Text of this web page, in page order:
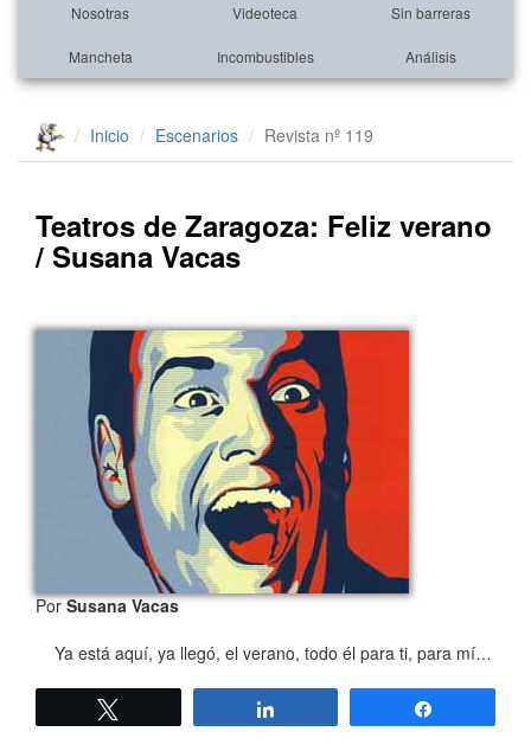
Nosotras Videoteca Sin barreras
Mancheta Incombustibles Análisis
Inicio Escenarios Revista nº 119
Teatros de Zaragoza: Feliz verano
/ Susana Vacas
PorSusana Vacas
Ya está aquí, ya llegó, el verano, todo él para ti, para mí…